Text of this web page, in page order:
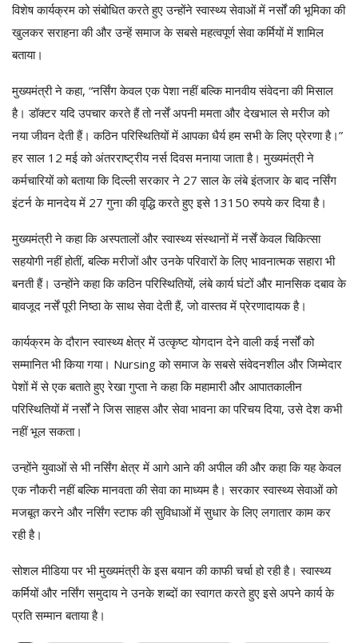
विशेष कार्यक्रम को संबोधित करते हुए उन्होंने स्वास्थ्य सेवाओं में नर्सों की भूमिका की
खुलकर सराहना की और उन्हें समाज के सबसे महत्वपूर्ण सेवा कर्मियों में शामिल
बताया।
मुख्यमंत्री ने कहा, “नर्सिंग केवल एक पेशा नहीं बल्कि मानवीय संवेदना की मिसाल
है। डॉक्टर यदि उपचार करते हैं तो नर्सें अपनी ममता और देखभाल से मरीज को
नया जीवन देती हैं। कठिन परिस्थितियों में आपका धैर्य हम सभी के लिए प्रेरणा है।”
हर साल 12 मई को अंतरराष्ट्रीय नर्स दिवस मनाया जाता है। मुख्यमंत्री ने
कर्मचारियों को बताया कि दिल्ली सरकार ने 27 साल के लंबे इंतजार के बाद नर्सिंग
इंटर्न के मानदेय में 27 गुना की वृद्धि करते हुए इसे 13150 रुपये कर दिया है।
मुख्यमंत्री ने कहा कि अस्पतालों और स्वास्थ्य संस्थानों में नर्सें केवल चिकित्सा
सहयोगी नहीं होतीं, बल्कि मरीजों और उनके परिवारों के लिए भावनात्मक सहारा भी
बनती हैं। उन्होंने कहा कि कठिन परिस्थितियों, लंबे कार्य घंटों और मानसिक दबाव के
बावजूद नर्सें पूरी निष्ठा के साथ सेवा देती हैं, जो वास्तव में प्रेरणादायक है।
कार्यक्रम के दौरान स्वास्थ्य क्षेत्र में उत्कृष्ट योगदान देने वाली कई नर्सों को
सम्मानित भी किया गया। Nursingको समाज के सबसे संवेदनशील और जिम्मेदार
पेशों में से एक बताते हुए रेखा गुप्ता ने कहा कि महामारी और आपातकालीन
परिस्थितियों में नर्सों ने जिस साहस और सेवा भावना का परिचय दिया, उसे देश कभी
नहीं भूल सकता।
उन्होंने युवाओं से भी नर्सिंग क्षेत्र में आगे आने की अपील की और कहा कि यह केवल
एक नौकरी नहीं बल्कि मानवता की सेवा का माध्यम है। सरकार स्वास्थ्य सेवाओं को
मजबूत करने और नर्सिंग स्टाफ की सुविधाओं में सुधार के लिए लगातार काम कर
रही है।
सोशल मीडिया पर भी मुख्यमंत्री के इस बयान की काफी चर्चा हो रही है। स्वास्थ्य
कर्मियों और नर्सिंग समुदाय ने उनके शब्दों का स्वागत करते हुए इसे अपने कार्य के
प्रति सम्मान बताया है।